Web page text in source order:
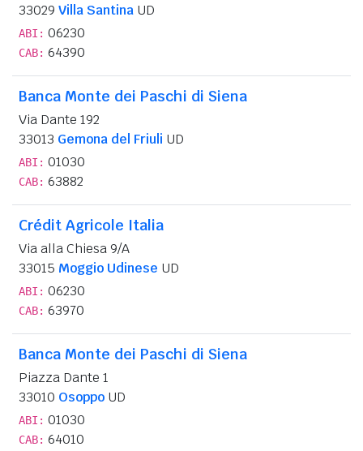
33029 Villa Santina UD
ABI: 06230
CAB: 64390
Banca Monte dei Paschi di Siena
Via Dante 192
33013 Gemona del Friuli UD
ABI: 01030
CAB: 63882
Crédit Agricole Italia
Via alla Chiesa 9/A
33015 Moggio Udinese UD
ABI: 06230
CAB: 63970
Banca Monte dei Paschi di Siena
Piazza Dante 1
33010 Osoppo UD
ABI: 01030
CAB: 64010